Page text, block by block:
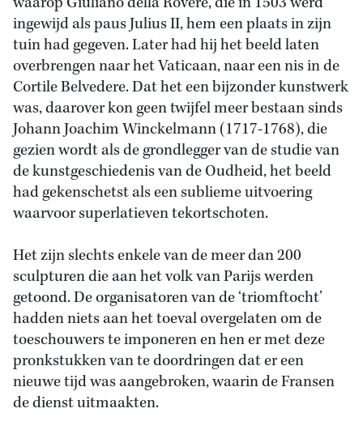
ingewijd als paus Julius II, hem een plaats in zijn
tuin had gegeven. Later had hij het beeld laten
overbrengen naar het Vaticaan, naar een nis in de
Cortile Belvedere. Dat het een bijzonder kunstwerk
was, daarover kon geen twijfel meer bestaan sinds
Johann Joachim Winckelmann (1717-1768), die
gezien wordt als de grondlegger van de studie van
de kunstgeschiedenis van de Oudheid, het beeld
had gekenschetst als een sublieme uitvoering
waarvoor superlatieven tekortschoten.
Het zijn slechts enkele van de meer dan 200
sculpturen die aan het volk van Parijs werden
getoond. De organisatoren van de ‘triomftocht’
hadden niets aan het toeval overgelaten om de
toeschouwers te imponeren en hen er met deze
pronkstukken van te doordringen dat er een
nieuwe tijd was aangebroken, waarin de Fransen
de dienst uitmaakten.